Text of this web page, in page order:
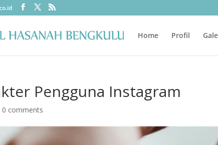
Home Profil
Pengguna Instagram
0 comments